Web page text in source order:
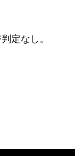
定なし。